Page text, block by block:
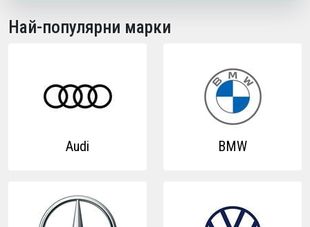
Най-популярни марки
Audi BMW